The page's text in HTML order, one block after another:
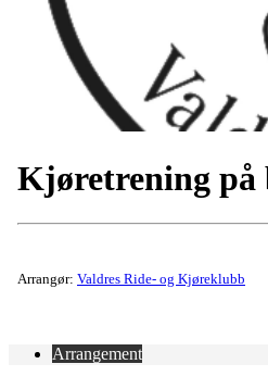
Kjøretrening på
Arrangør: Valdres Ride- og Kjøreklubb
Arrangement